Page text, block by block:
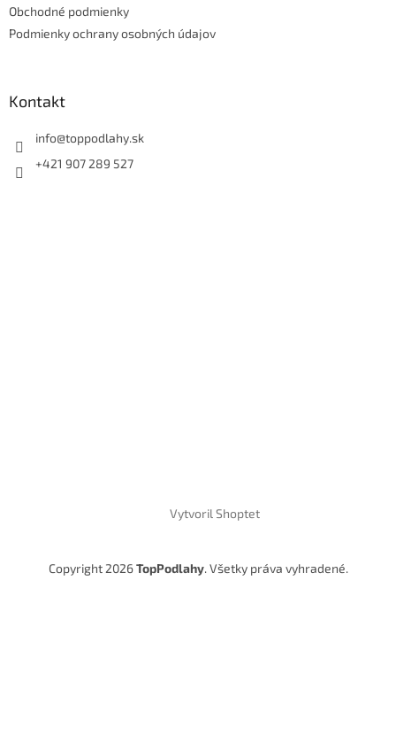
Obchodné podmienky
Podmienky ochrany osobných údajov
Kontakt
info@toppodlahy.sk
+421 907 289 527
Vytvoril Shoptet
Copyright 2026TopPodlahy. Všetky práva vyhradené.